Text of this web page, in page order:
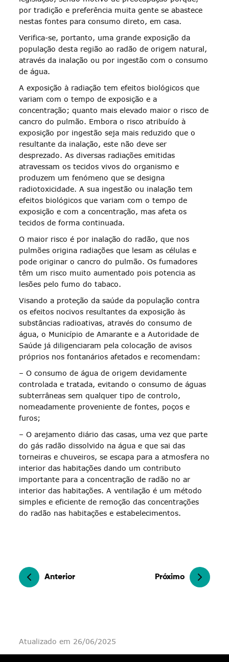
por tradição e preferência muita gente se abastece
nestas fontes para consumo direto, em casa.
Verifica-se, portanto, uma grande exposição da
população desta região ao radão de origem natural,
através da inalação ou por ingestão com o consumo
de água.
A exposição à radiação tem efeitos biológicos que
variam com o tempo de exposição e a
concentração; quanto mais elevado maior o risco de
cancro do pulmão. Embora o risco atribuído à
exposição por ingestão seja mais reduzido que o
resultante da inalação, este não deve ser
desprezado. As diversas radiações emitidas
atravessam os tecidos vivos do organismo e
produzem um fenómeno que se designa
radiotoxicidade. A sua ingestão ou inalação tem
efeitos biológicos que variam com o tempo de
exposição e com a concentração, mas afeta os
tecidos de forma continuada.
O maior risco é por inalação do radão, que nos
pulmões origina radiações que lesam as células e
pode originar o cancro do pulmão. Os fumadores
têm um risco muito aumentado pois potencia as
lesões pelo fumo do tabaco.
Visando a proteção da saúde da população contra
os efeitos nocivos resultantes da exposição às
substâncias radioativas, através do consumo de
água, o Município de Amarante e a Autoridade de
Saúde já diligenciaram pela colocação de avisos
próprios nos fontanários afetados e recomendam:
– O consumo de água de origem devidamente
controlada e tratada, evitando o consumo de águas
subterrâneas sem qualquer tipo de controlo,
nomeadamente proveniente de fontes, poços e
furos;
– O arejamento diário das casas, uma vez que parte
do gás radão dissolvido na água e que sai das
torneiras e chuveiros, se escapa para a atmosfera no
interior das habitações dando um contributo
importante para a concentração de radão no ar
interior das habitações. A ventilação é um método
simples e eficiente de remoção das concentrações
do radão nas habitações e estabelecimentos.
Anterior Próximo
Atualizado em 26/06/2025